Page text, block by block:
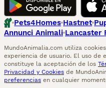
Pets4Homes Hastnet
Annunci Animali Lancaster
MundoAnimalia.com utiliza
experiencia de usuario. El uso de
constituye la aceptación de los
Privacidad y Cookies de
preferencias en cualquier